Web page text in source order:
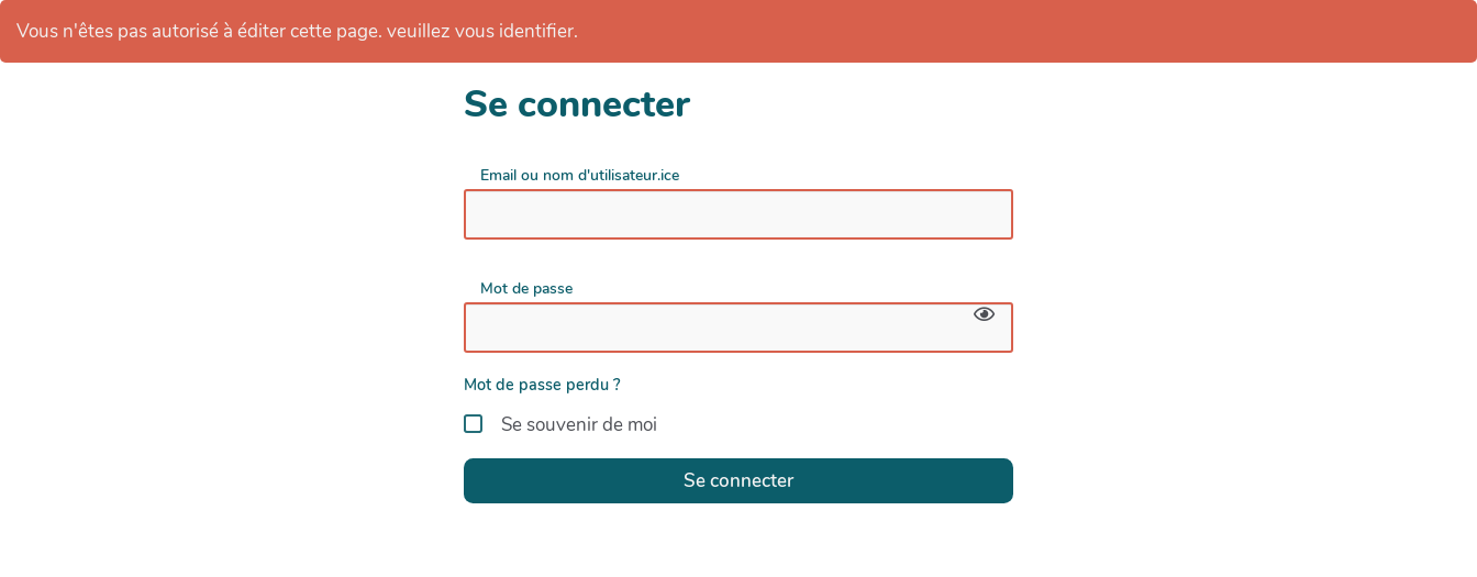
Vous n'êtes pas autorisé à éditer cette page. veuillez vous identifier.
Se connecter
Email ou nom d'utilisateur.ice
Mot de passe
Mot de passe perdu ?
Se souvenir de moi
Se connecter